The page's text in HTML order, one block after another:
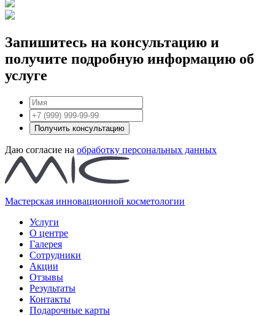
Запишитесь на консультацию и
получите подробную информацию об
услуге
Получить консультацию
Даю согласие на обработку персональных данных
Мастерская инновационной косметологии
Услуги
О центре
Галерея
Сотрудники
Акции
Отзывы
Результаты
Контакты
Подарочные карты